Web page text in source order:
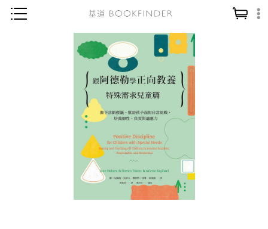
神學／教義
信仰入門
教會歷史
靈修／禱告
信徒生活